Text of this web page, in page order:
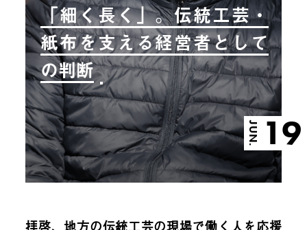
「細く長く」。伝統工芸・
紙布を支える経営者として
の判断
JUN. 19
拝啓、地方の伝統工芸の現場で働く人を応援